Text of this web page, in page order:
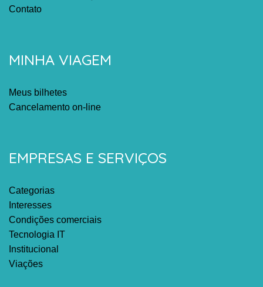
Contato
MINHA VIAGEM
Meus bilhetes
Cancelamento on-line
EMPRESAS E SERVIÇOS
Categorias
Interesses
Condições comerciais
Tecnologia IT
Institucional
Viações